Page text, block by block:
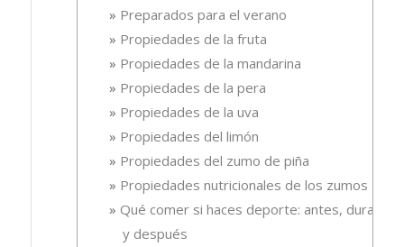
Preparados para el verano
Propiedades de la fruta
Propiedades de la mandarina
Propiedades de la pera
Propiedades de la uva
Propiedades del limón
Propiedades del zumo de piña
Propiedades nutricionales de los zumos
Qué comer si haces deporte: antes, durante
y después